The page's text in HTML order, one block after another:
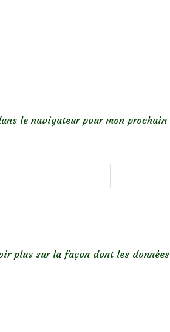
le navigateur pour mon prochain
plus sur la façon dont les données